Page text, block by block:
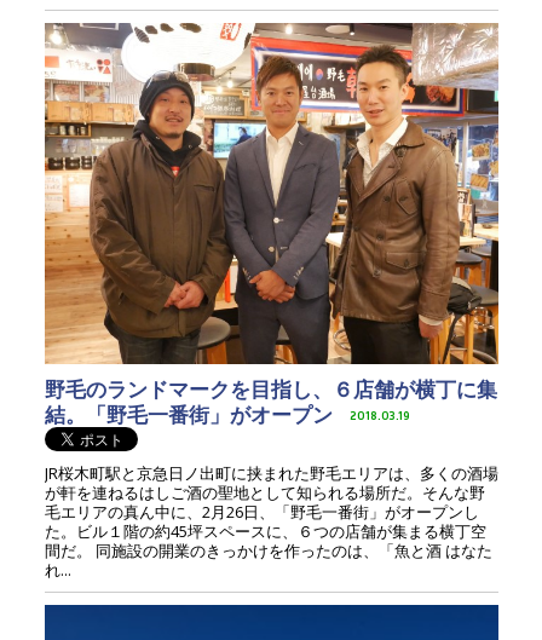
野毛のランドマークを目指し、６店舗が横丁に集
結。「野毛一番街」がオープン
2018.03.19
JR桜木町駅と京急日ノ出町に挟まれた野毛エリアは、多くの酒場
が軒を連ねるはしご酒の聖地として知られる場所だ。そんな野
毛エリアの真ん中に、2月26日、「野毛一番街」がオープンし
た。ビル１階の約45坪スペースに、６つの店舗が集まる横丁空
間だ。 同施設の開業のきっかけを作ったのは、「魚と酒 はなた
れ...